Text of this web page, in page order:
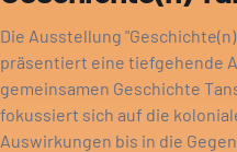
Die Ausstellung
präsentiert eine tiefgehende
gemeinsamen Geschichte
fokussiert sich auf die
Auswirkungen bis in die